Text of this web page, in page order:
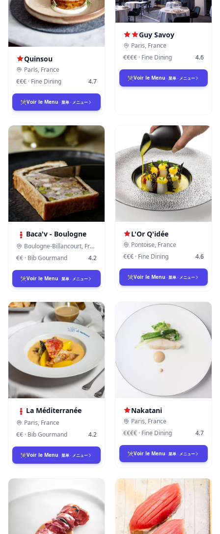
Quinsou
Paris, France
€€€ · Fine Dining 4.7
Voir le Menu · 菜单 · メニュー
Guy Savoy
Paris, France
€€€€ · Fine Dining 4.6
Voir le Menu · 菜单 · メニュー
Baca'v - Boulogne
Boulogne-Billancourt, France
€€ · Bib Gourmand 4.2
Voir le Menu · 菜单 · メニュー
L'Or Q'idée
Pontoise, France
€€€ · Fine Dining 4.6
Voir le Menu · 菜单 · メニュー
La Méditerranée
Paris, France
€€ · Bib Gourmand 4.2
Voir le Menu · 菜单 · メニュー
Nakatani
Paris, France
€€€€ · Fine Dining 4.7
Voir le Menu · 菜单 · メニュー